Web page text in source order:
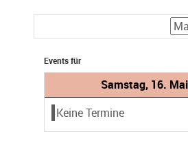
Events für
Samstag, 16.
Keine Termine